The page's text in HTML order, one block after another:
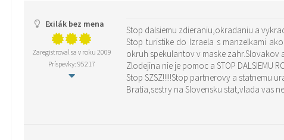
Exilák bez mena
Zaregistroval sa v roku 2009
Príspevky: 95217
Stop dalsiemu zdieraniu,okradaniu a
Stop turistike do Izraela s manzelkami
okruh spekulantov v maske zahr.Slovakov
Zlodejina nie je pomoc a STOP DALSIEMU
Stop SZSZ!!!!!Stop partnerovy a statnemu
Bratia,sestry na Slovensku stat,vlada vas